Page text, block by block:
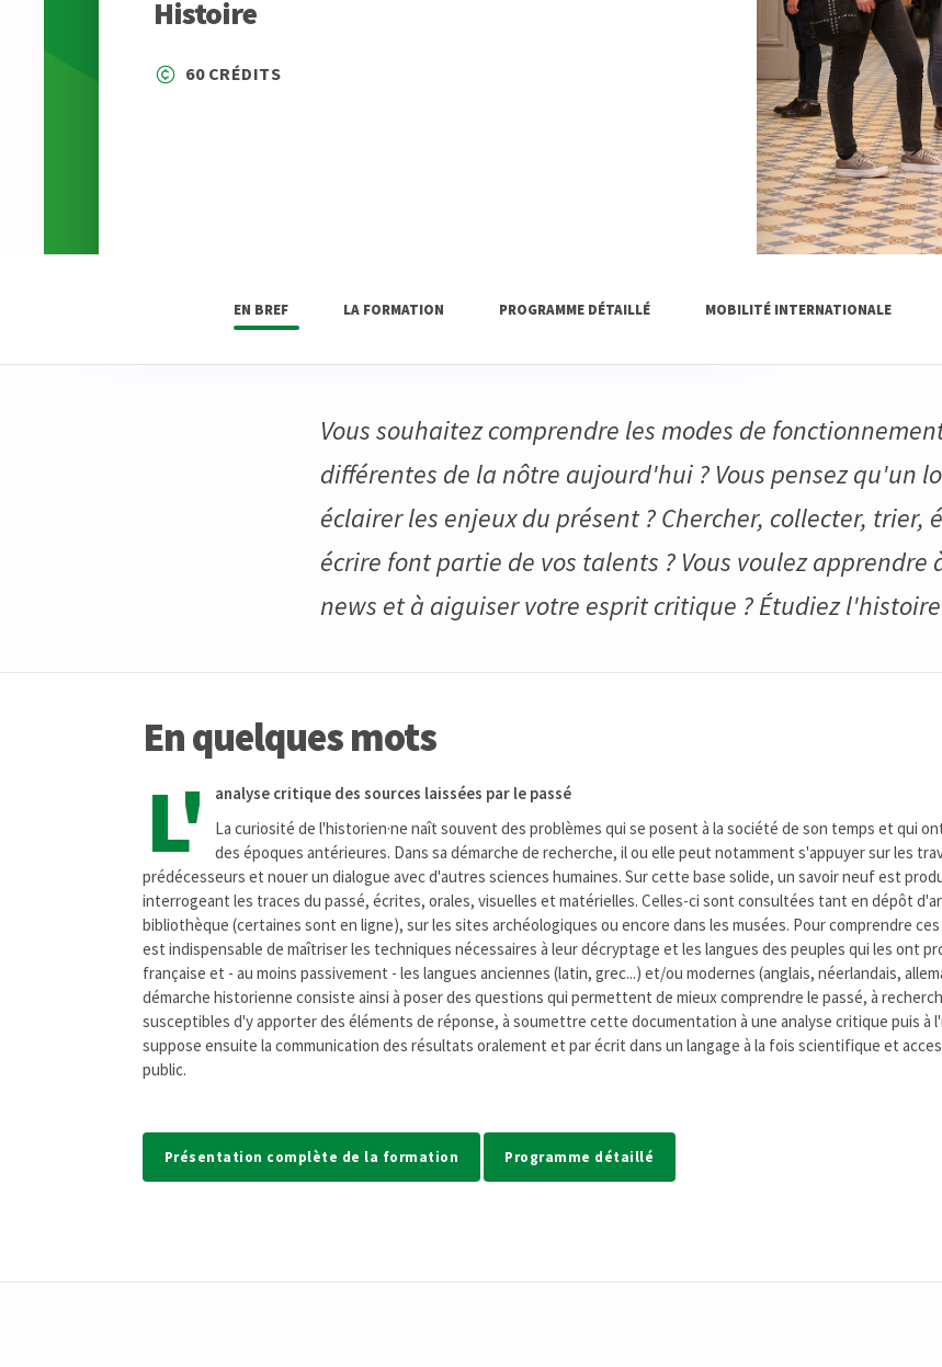
Histoire
60 CRÉDITS
EN BREF LA FORMATION PROGRAMME DÉTAILLÉ MOBILITÉ INTERNATIONALE
Vous souhaitez comprendre les modes de
différentes de la nôtre aujourd'hui ? Vous pensez qu'un
éclairer les enjeux du présent ? Chercher, collecter, trier,
écrire font partie de vos talents ? Vous voulez apprendre
news et à aiguiser votre esprit critique ? Étudiez
En quelques mots
L'
analyse critique des sources laissées par le passé
La curiosité de l'historien·ne naît souvent des problèmes qui se posent à la société de son temps et qui
des époques antérieures. Dans sa démarche de recherche, il ou elle peut notamment s'appuyer sur les
prédécesseurs et nouer un dialogue avec d'autres sciences humaines. Sur cette base solide, un savoir neuf est
interrogeant les traces du passé, écrites, orales, visuelles et matérielles. Celles-ci sont consultées tant en dépôt
bibliothèque (certaines sont en ligne), sur les sites archéologiques ou encore dans les musées. Pour comprendre
est indispensable de maîtriser les techniques nécessaires à leur décryptage et les langues des peuples qui les ont
française et - au moins passivement - les langues anciennes (latin, grec...) et/ou modernes (anglais, néerlandais,
démarche historienne consiste ainsi à poser des questions qui permettent de mieux comprendre le passé, à
susceptibles d'y apporter des éléments de réponse, à soumettre cette documentation à une analyse critique puis à
suppose ensuite la communication des résultats oralement et par écrit dans un langage à la fois scientifique et
public.
Présentation complète de la formation Programme détaillé